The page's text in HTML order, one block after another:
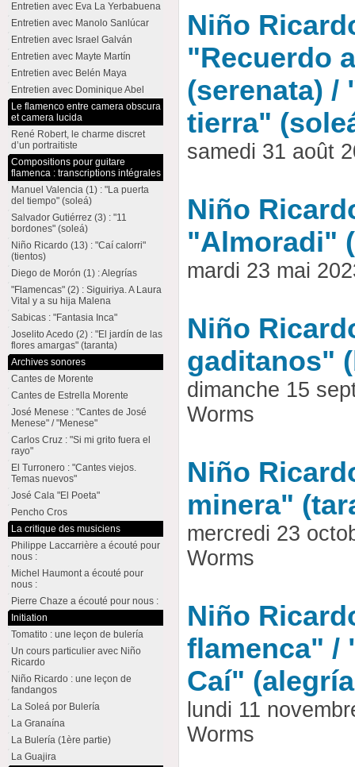
Niño
"Recuerdo
(serenata) /
tierra"
samedi 31 août
Niño
"Almoradi"
mardi 23 mai
Niño
gaditanos"
dimanche 15
Worms
Niño
minera"
mercredi 23
Worms
Niño
flamenca" /
Caí"
lundi 11
Worms
Entretien avec Eva La Yerbabuena
Entretien avec Manolo Sanlúcar
Entretien avec Israel Galván
Entretien avec Mayte Martín
Entretien avec Belén Maya
Entretien avec Dominique Abel
Le flamenco entre camera obscura
et camera lucida
René Robert, le charme discret
d’un portraitiste
Compositions pour guitare
flamenca : transcriptions intégrales
Manuel Valencia (1) : "La puerta
del tiempo" (soleá)
Salvador Gutiérrez (3) : "11
bordones" (soleá)
Niño Ricardo (13) : "Caí calorri"
(tientos)
Diego de Morón (1) : Alegrías
"Flamencas" (2) : Siguiriya. A Laura
Vital y a su hija Malena
Sabicas : "Fantasia Inca"
Joselito Acedo (2) : "El jardín de las
flores amargas" (taranta)
Archives sonores
Cantes de Morente
Cantes de Estrella Morente
José Menese : "Cantes de José
Menese" / "Menese"
Carlos Cruz : "Si mi grito fuera el
rayo"
El Turronero : "Cantes viejos.
Temas nuevos"
José Cala "El Poeta"
Pencho Cros
La critique des musiciens
Philippe Laccarrière a écouté pour
nous :
Michel Haumont a écouté pour
nous :
Pierre Chaze a écouté pour nous :
Initiation
Tomatito : une leçon de bulería
Un cours particulier avec Niño
Ricardo
Niño Ricardo : une leçon de
fandangos
La Soleá por Bulería
La Granaína
La Bulería (1ère partie)
La Guajira